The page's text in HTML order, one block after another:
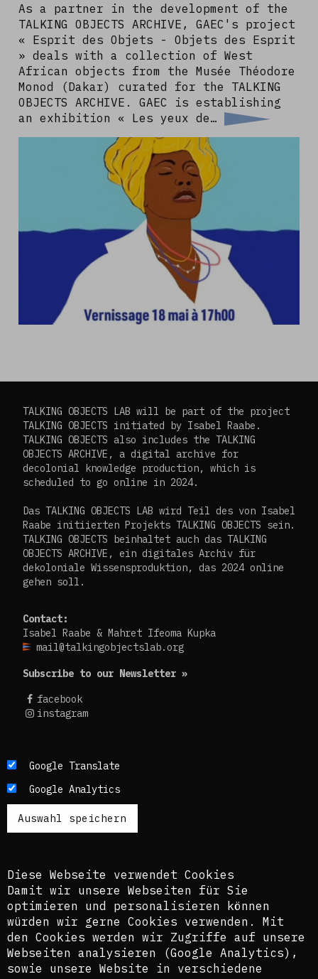
As a partner in the development of the
TALKING OBJECTS ARCHIVE, GAEC's project
« Esprit des Objets - Objets des Esprit
» deals with a collection of West
African objects from the Musée Théodore
Monod (Dakar) curated for the TALKING
OBJECTS ARCHIVE. GAEC is establishing
an exhibition « Les yeux de…
TALKING OBJECTS LAB will be part of the project
TALKING OBJECTS initiated by Isabel Raabe.
TALKING OBJECTS also includes the TALKING
OBJECTS ARCHIVE, a digital archive for
decolonial knowledge production, which is
scheduled to go online in 2024.
Das TALKING OBJECTS LAB wird Teil des von Isabel
Raabe initiierten Projekts TALKING OBJECTS sein.
TALKING OBJECTS beinhaltet auch das TALKING
OBJECTS ARCHIVE, ein digitales Archiv für
dekoloniale Wissensproduktion, das 2024 online
gehen soll.
Contact:
Isabel Raabe & Mahret Ifeoma Kupka
mail@talkingobjectslab.org
Subscribe to our Newsletter »
facebook
instagram
Die Texte dieses Blogs werden in der Regel auf
Englisch und Deutsch, perspektivisch auch auf
Französisch publiziert. Um einen möglichst
breiten Zugang zu ermöglichen, nutzen wir
zusätzlich ein automatisches Übersetzungstool.
Es ist dem kuratorischen Team bewusst, dass
werden.
The texts of this blog are usually published in
English and German, perspectively also in
French. In order to provide the widest possible
access, we also use an automatic translation
tool. The curatorial team is aware that these
Google Translate
Google Analytics
Diese Webseite verwendet Cookies
Damit wir unsere Webseiten für Sie
optimieren und personalisieren können
würden wir gerne Cookies verwenden. Mit
den Cookies werden wir Zugriffe auf unsere
Webseiten analysieren (Google Analytics),
sowie unsere Website in verschiedene